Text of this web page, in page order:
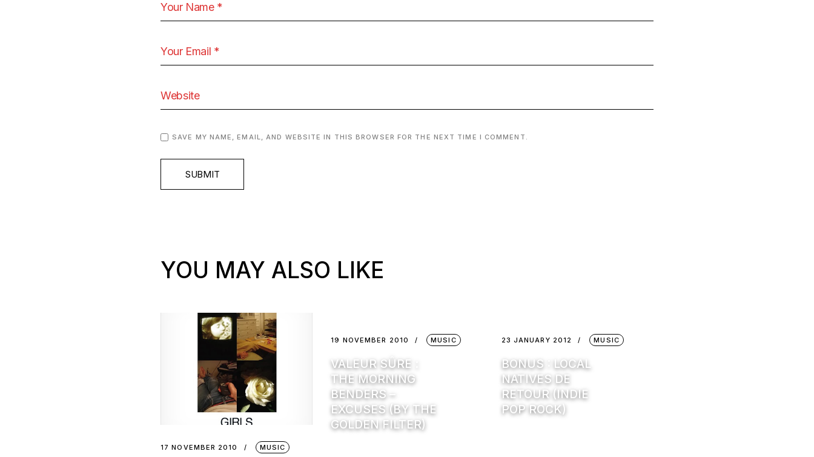
SAVE MY NAME, EMAIL, AND WEBSITE IN THIS BROWSER FOR THE NEXT TIME I COMMENT.
SUBMIT
YOU MAY ALSO LIKE
17 NOVEMBER 2010 MUSIC
19 NOVEMBER 2010 MUSIC
VALEUR SÛRE :
THE MORNING
BENDERS –
EXCUSES (BY THE
GOLDEN FILTER)
23 JANUARY 2012 MUSIC
BONUS : LOCAL
NATIVES DE
RETOUR (INDIE
POP ROCK)